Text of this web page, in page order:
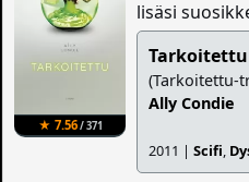
★ 7.56/ 371
lisäsi
Tarkoitettu
(Tarkoitettu-
Ally Condie
2011 |Scifi,